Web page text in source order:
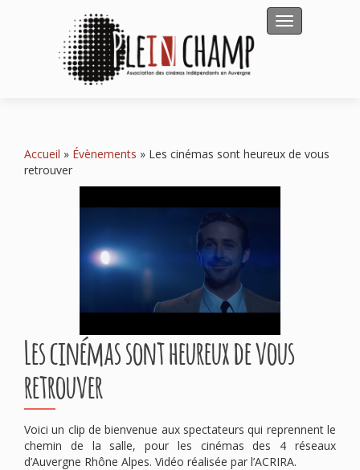
Afficher/
Accueil » Évènements » Les cinémas sont heureux de vous
retrouver
Les cinémas sont heureux de vous
retrouver
Voici un clip de bienvenue aux spectateurs qui reprennent le
chemin de la salle, pour les cinémas des 4 réseaux
d’Auvergne Rhône Alpes. Vidéo réalisée par l’ACRIRA.